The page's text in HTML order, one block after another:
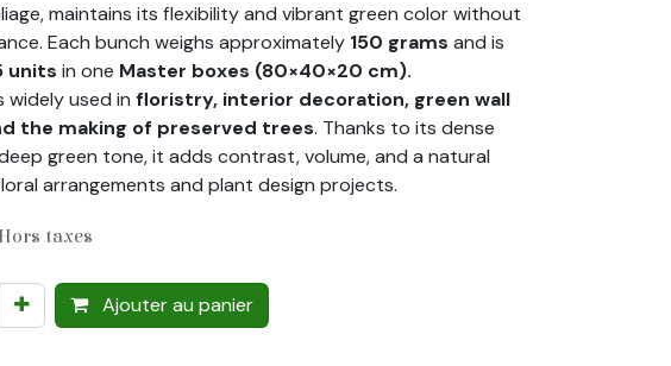
maintains its flexibility and vibrant green color without
Each bunch weighs approximately 150 grams and is
units in one Master boxes (80×40×20 cm).
widely used in floristry, interior decoration, green wall
the making of preserved trees. Thanks to its dense
green tone, it adds contrast, volume, and a natural
arrangements and plant design projects.
Hors taxes
Ajouter au panier